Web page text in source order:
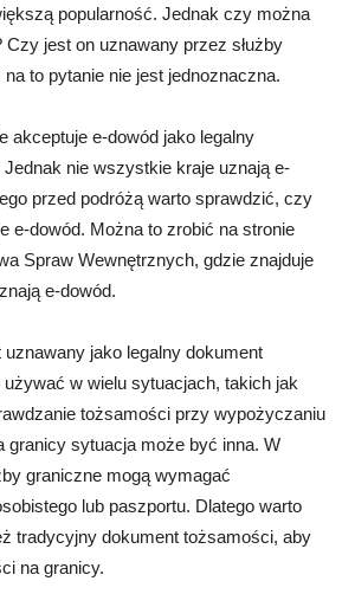
popularność. Jednak czy można
jest on uznawany przez służby
to pytanie nie jest jednoznaczna.
akceptuje e-dowód jako legalny
nie wszystkie kraje uznają e-
przed podróżą warto sprawdzić, czy
e-dowód. Można to zrobić na stronie
Spraw Wewnętrznych, gdzie znajduje
e-dowód.
jako legalny dokument
w wielu sytuacjach, takich jak
tożsamości przy wypożyczaniu
granicy sytuacja może być inna. W
graniczne mogą wymagać
lub paszportu. Dlatego warto
tradycyjny dokument tożsamości, aby
na granicy.